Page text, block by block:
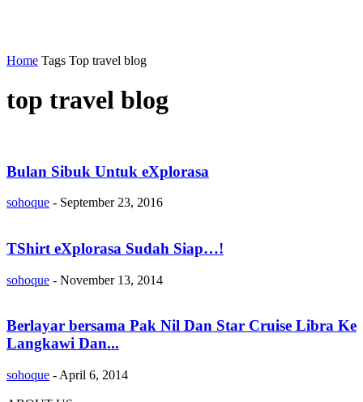
Home Tags Top travel blog
top travel blog
Bulan Sibuk Untuk eXplorasa
sohoque - September 23, 2016
TShirt eXplorasa Sudah Siap…!
sohoque - November 13, 2014
Berlayar bersama Pak Nil Dan Star Cruise Libra Ke
Langkawi Dan...
sohoque - April 6, 2014